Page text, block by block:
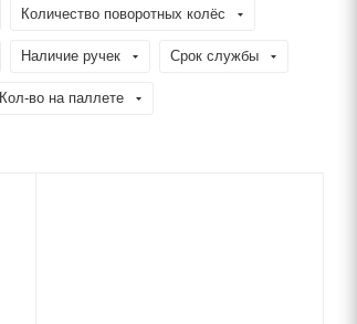
Количество поворотных колёс
Наличие ручек Срок службы
Кол-во на паллете